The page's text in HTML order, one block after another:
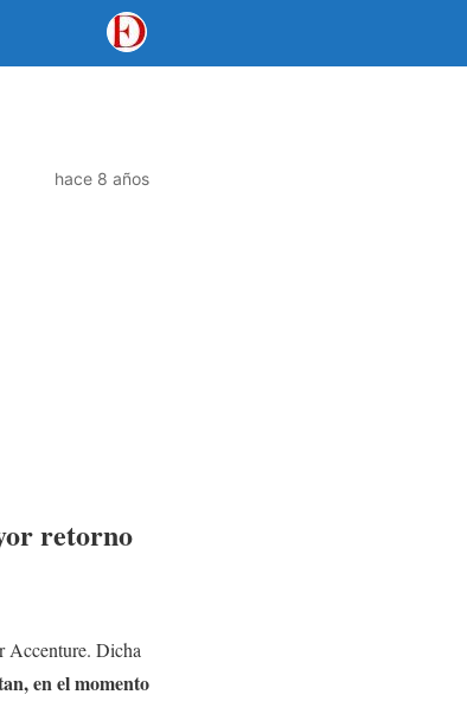
hace 8 años
retorno
Accenture. Dicha
en el momento